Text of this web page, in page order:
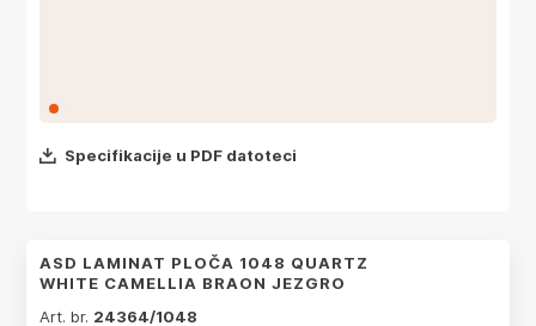
Specifikacije u PDF datoteci
ASD LAMINAT PLOČA 1048 QUARTZ
WHITE CAMELLIA BRAON JEZGRO
Art. br. 24364/1048